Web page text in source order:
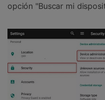
opción "Buscar mi